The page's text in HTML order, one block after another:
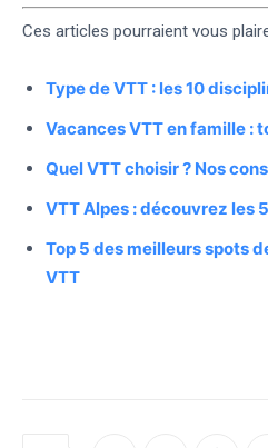
Ces articles pourraient vous
Type de VTT : les 10
Vacances VTT en famille :
Quel VTT choisir ? Nos
VTT Alpes : découvrez les
Top 5 des meilleurs spots
VTT